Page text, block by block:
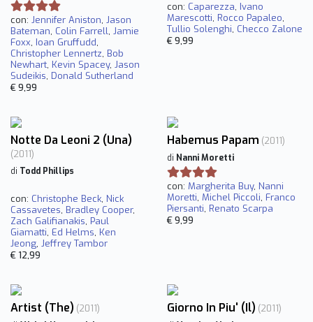
con: Jennifer Aniston, Jason
Bateman, Colin Farrell, Jamie
Foxx, Ioan Gruffudd,
Christopher Lennertz, Bob
Newhart, Kevin Spacey, Jason
Sudeikis, Donald Sutherland
€ 9,99
con: Caparezza, Ivano
Marescotti, Rocco Papaleo,
Tullio Solenghi, Checco Zalone
€ 9,99
Notte Da Leoni 2 (Una)
(2011)
di Todd Phillips
con: Christophe Beck, Nick
Cassavetes, Bradley Cooper,
Zach Galifianakis, Paul
Giamatti, Ed Helms, Ken
Jeong, Jeffrey Tambor
€ 12,99
Habemus Papam (2011)
di Nanni Moretti
con: Margherita Buy, Nanni
Moretti, Michel Piccoli, Franco
Piersanti, Renato Scarpa
€ 9,99
Artist (The) (2011) Giorno In Piu' (Il) (2011)